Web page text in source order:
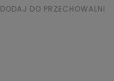
DODAJ DO PRZECHOWALNI